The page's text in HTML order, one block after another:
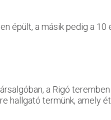
épült, a másik pedig a 10
a Rigó
hallgató termünk, amely